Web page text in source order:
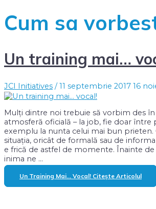
Cum sa
Un training mai…
JCI Initiatives /11 septembrie 2017 16
Mulţi dintre noi trebuie să vorbim des
atmosferă oficială – la job, fie doar între
exemplu la nunta celui mai bun prieten.
situaţia, oricât de formală sau de
e frică de astfel de momente. Înainte de
inima ne …
Un Training Mai… Vocal! Citește Articolul